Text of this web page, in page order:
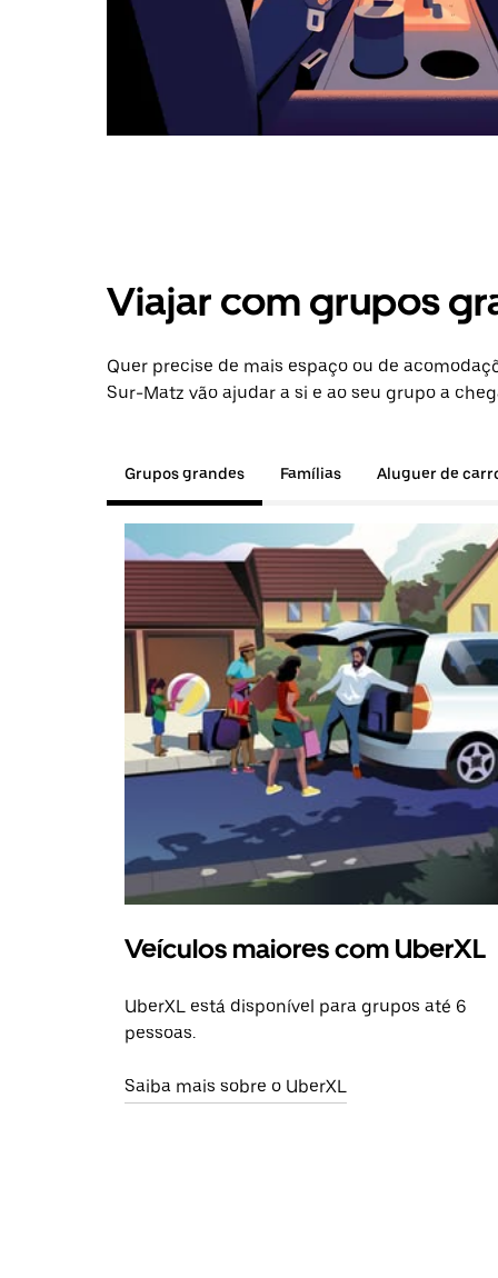
Viajar com grupos
Quer precise de mais espaço ou de
Sur-Matz vão ajudar a si e ao seu grupo a
Grupos grandes Famílias Aluguer de
Veículos maiores com UberXL
UberXL está disponível para grupos até 6
pessoas.
Saiba mais sobre o UberXL